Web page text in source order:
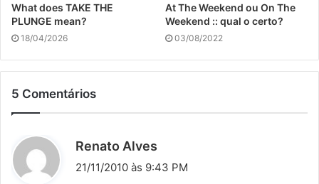
What does TAKE THE
PLUNGE mean?
18/04/2026
At The Weekend ou On The
Weekend :: qual o certo?
03/08/2022
5 Comentários
Renato Alves
i
21/11/2010 às 9:43 PM